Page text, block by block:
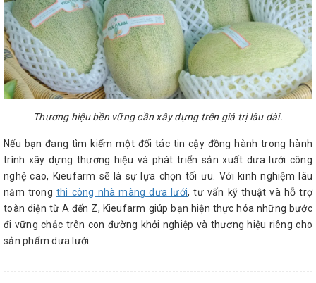
Thương hiệu bền vững cần xây dựng trên giá trị lâu dài.
Nếu bạn đang tìm kiếm một đối tác tin cậy đồng hành trong hành
trình xây dựng thương hiệu và phát triển sản xuất dưa lưới công
nghệ cao, Kieufarm sẽ là sự lựa chọn tối ưu. Với kinh nghiệm lâu
năm trong thi công nhà màng dưa lưới, tư vấn kỹ thuật và hỗ trợ
toàn diện từ A đến Z, Kieufarm giúp bạn hiện thực hóa những bước
đi vững chắc trên con đường khởi nghiệp và thương hiệu riêng cho
sản phẩm dưa lưới.